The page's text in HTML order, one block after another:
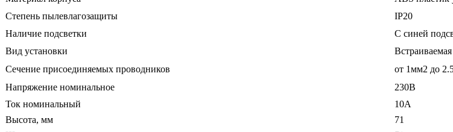
Степень пылевлагозащиты
ІР20
Наличие подсветки
С синей
Вид установки
Встраиваемая
Сечение присоединяемых проводников
от 1мм2 до
Напряжение номинальное
230В
Ток номинальный
10А
Высота, мм
71